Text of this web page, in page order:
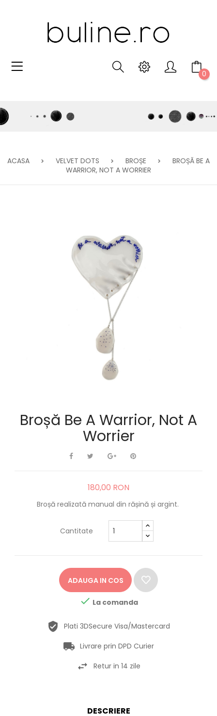
0
ACASA VELVET DOTS BROȘE
BROȘĂ BE A
WARRIOR, NOT A WORRIER
Broșă Be A Warrior, Not A
Worrier
180,00 RON
Broșă realizată manual din rășină și argint.
Cantitate
ADAUGA IN COS
 La comanda
Plati 3DSecure Visa/Mastercard
Livrare prin DPD Curier
Retur in 14 zile
DESCRIERE